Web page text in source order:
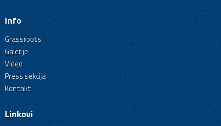
Info
Grassroots
Galerije
Video
Press sekcija
Kontakt
Linkovi